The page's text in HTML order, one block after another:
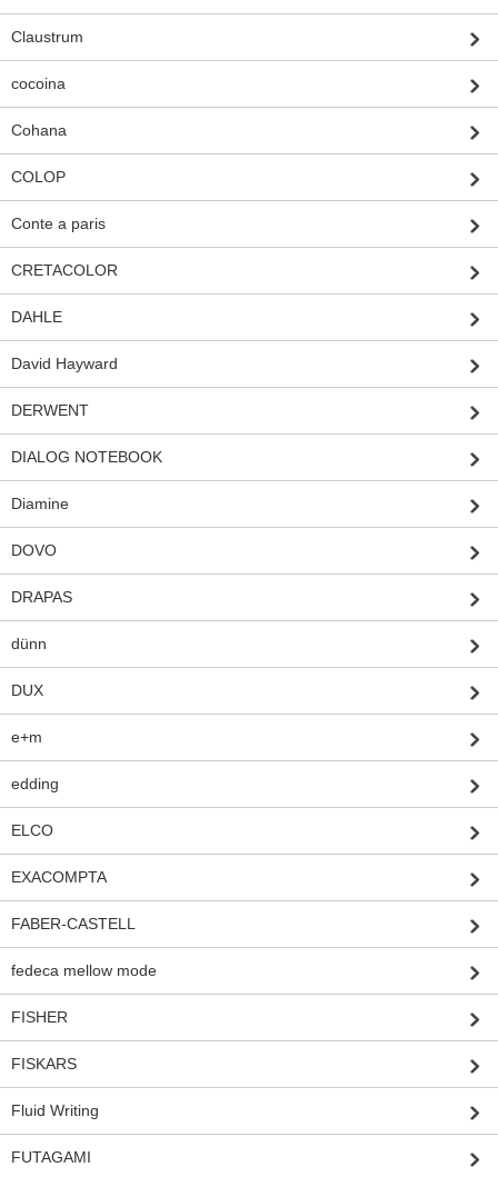
Claustrum
cocoina
Cohana
COLOP
Conte a paris
CRETACOLOR
DAHLE
David Hayward
DERWENT
DIALOG NOTEBOOK
Diamine
DOVO
DRAPAS
dünn
DUX
e+m
edding
ELCO
EXACOMPTA
FABER-CASTELL
fedeca mellow mode
FISHER
FISKARS
Fluid Writing
FUTAGAMI